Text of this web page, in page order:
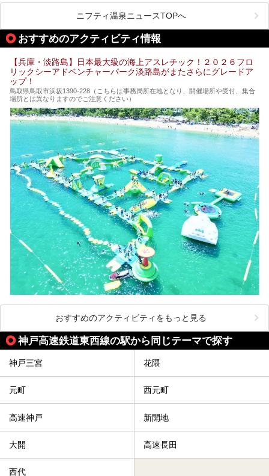
有名な「金泉」と「銀泉」に加え、人工のの炭酸泉まで楽し
める、ある意味「最強」ともいえる施設です。
今回は自慢のお湯をメインにその魅力の数々を紹介します！
ニフティ温泉ニュースTOPへ
おすすめのアクティビティ情報
【兵庫・淡路島】日本最大級の海上アスレチック！２０２６フロ
リックシーアドベンチャーパーク淡路島がまたさらにグレードア
ップ！
鳥取県鳥取市浜坂1390‐228（こちらは事務局所在地となり、開催場所や受付、集合
場所とは異なりますのでご注意ください）
おすすめのアクティビティをもっと見る
神戸高速鉄道東西線の駅から同じテーマで探す
神戸三宮 花隈
元町 西元町
高速神戸 新開地
大開 高速長田
西代